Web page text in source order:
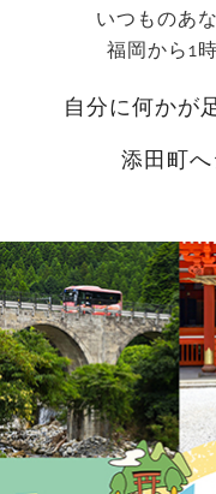
いつものあ
福岡から1
自分に何かが
添田町へ